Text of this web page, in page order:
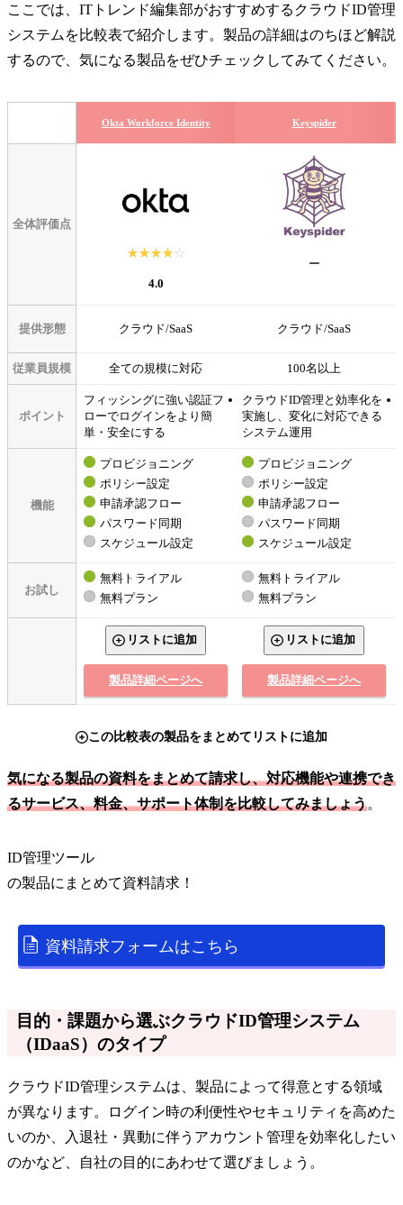
ここでは、ITトレンド編集部がおすすめするクラウドID管理
システムを比較表で紹介します。製品の詳細はのちほど解説
するので、気になる製品をぜひチェックしてみてください。
Okta Workforce Identity Keyspider
全体評価点
☆☆☆☆☆
★★★★★
4.0
ー
提供形態 クラウド/SaaS クラウド/SaaS
従業員規模 全ての規模に対応 100名以上
ポイント
フィッシングに強い認証フ
ローでログインをより簡
単・安全にする
クラウドID管理と効率化を
実施し、変化に対応できる
システム運用
機能
プロビジョニング
ポリシー設定
申請承認フロー
パスワード同期
スケジュール設定
プロビジョニング
ポリシー設定
申請承認フロー
パスワード同期
スケジュール設定
お試し
無料トライアル
無料プラン
無料トライアル
無料プラン
リストに追加
製品詳細ページへ
リストに追加
製品詳細ページへ
この比較表の製品をまとめてリストに追加
気になる製品の資料をまとめて請求し、対応機能や連携でき
るサービス、料金、サポート体制を比較してみましょう。
ID管理ツール
の製品にまとめて資料請求！
資料請求フォームはこちら
目的・課題から選ぶクラウドID管理システム
（IDaaS）のタイプ
クラウドID管理システムは、製品によって得意とする領域
が異なります。ログイン時の利便性やセキュリティを高めた
いのか、入退社・異動に伴うアカウント管理を効率化したい
のかなど、自社の目的にあわせて選びましょう。